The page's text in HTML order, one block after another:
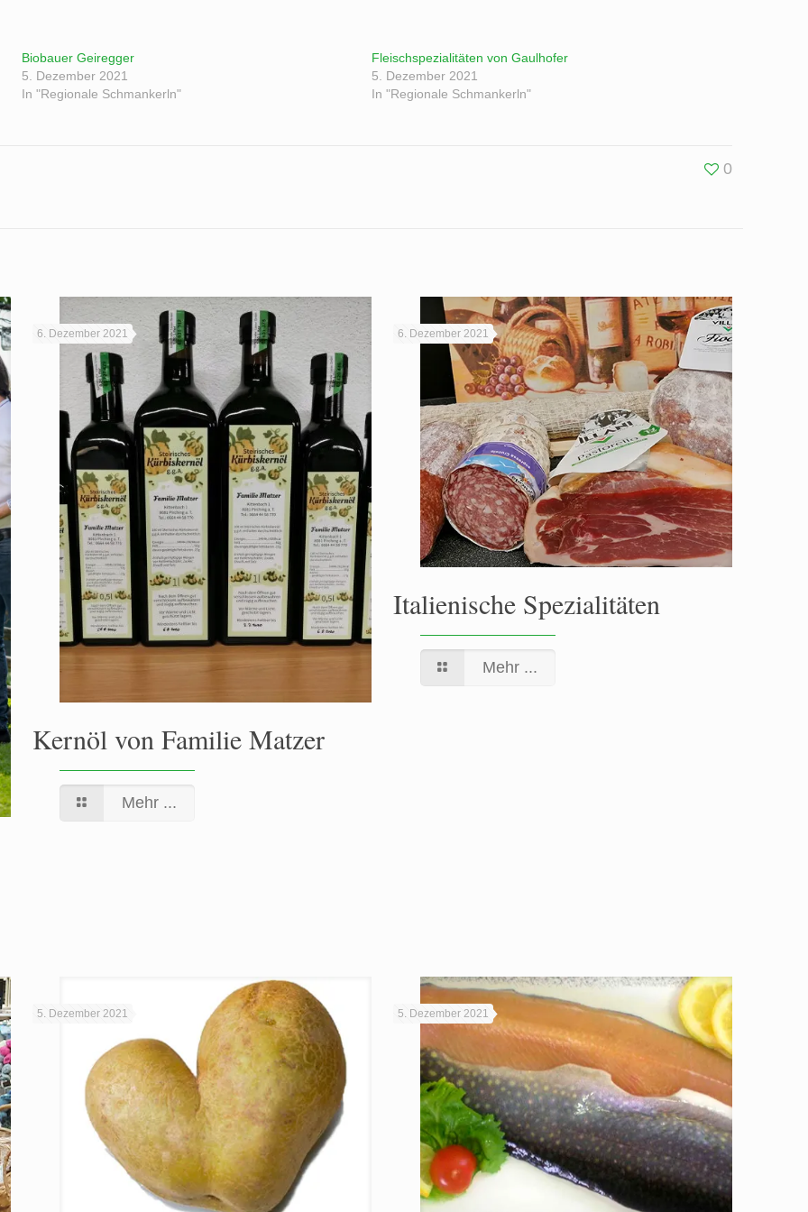
Biobauer Geiregger
5. Dezember 2021
In "Regionale Schmankerln"
Fleischspezialitäten von Gaulhofer
5. Dezember 2021
In "Regionale Schmankerln"
0
6. Dezember 2021
Kernöl von Familie Matzer
Mehr ...
6. Dezember 2021
Italienische Spezialitäten
Mehr ...
5. Dezember 2021 5. Dezember 2021